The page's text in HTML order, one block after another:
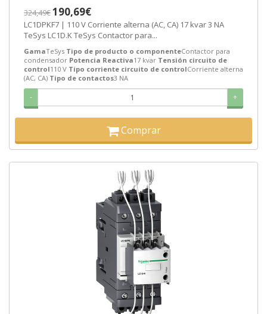
324,49€190,69€
LC1DPKF7 | 110 V Corriente alterna (AC, CA) 17 kvar 3 NA
TeSys LC1D.K TeSys Contactor para...
GamaTeSys Tipo de producto o componenteContactor para
condensador Potencia Reactiva17 kvar Tensión circuito de
control110 V Tipo corriente circuito de controlCorriente alterna
(AC, CA) Tipo de contactos3 NA
- +
Comprar